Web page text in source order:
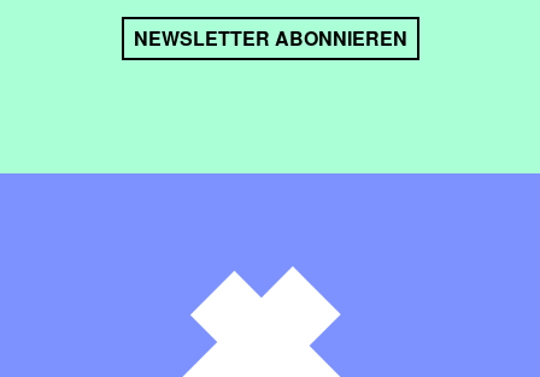
NEWSLETTER ABONNIEREN